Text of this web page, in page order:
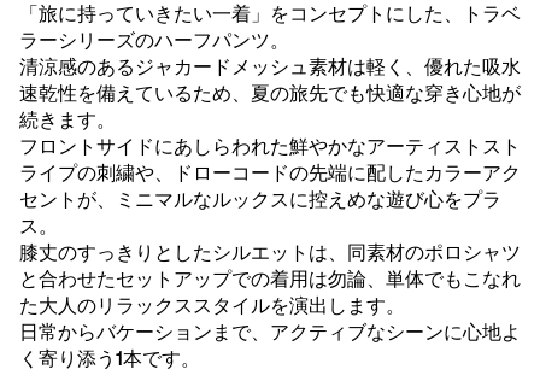
「旅に持っていきたい一着」をコンセプトにした、トラベ
ラーシリーズのハーフパンツ。
清涼感のあるジャカードメッシュ素材は軽く、優れた吸水
速乾性を備えているため、夏の旅先でも快適な穿き心地が
続きます。
フロントサイドにあしらわれた鮮やかなアーティストスト
ライプの刺繍や、ドローコードの先端に配したカラーアク
セントが、ミニマルなルックスに控えめな遊び心をプラ
ス。
膝丈のすっきりとしたシルエットは、同素材のポロシャツ
と合わせたセットアップでの着用は勿論、単体でもこなれ
た大人のリラックススタイルを演出します。
日常からバケーションまで、アクティブなシーンに心地よ
く寄り添う1本です。